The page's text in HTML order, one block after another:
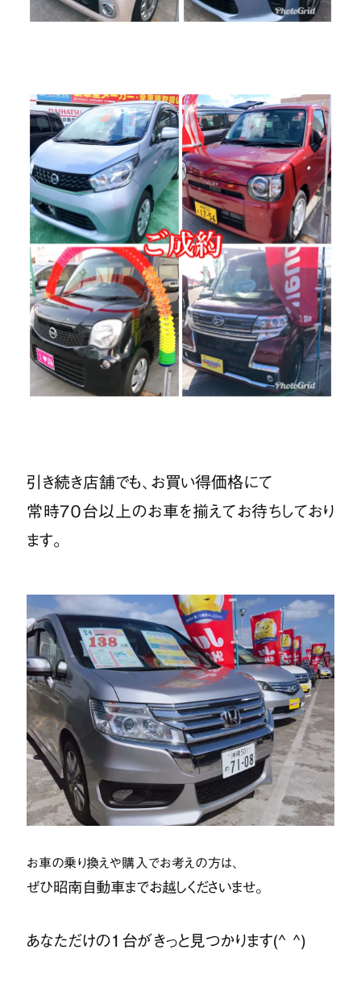
引き続き店舗でも、お買い得価格にて
常時７０台以上のお車を揃えてお待ちしており
ます。
お車の乗り換えや購入でお考えの方は、
ぜひ昭南自動車までお越しくださいませ。
あなただけの１台がきっと見つかります(^ ^)